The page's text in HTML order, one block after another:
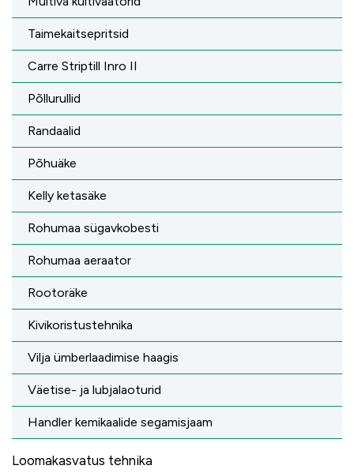
Taimekaitsepritsid
Carre Striptill Inro II
Põllurullid
Randaalid
Põhuäke
Kelly ketasäke
Rohumaa sügavkobesti
Rohumaa aeraator
Rootoräke
Kivikoristustehnika
Vilja ümberlaadimise haagis
Väetise- ja lubjalaoturid
Handler kemikaalide segamisjaam
Loomakasvatus tehnika